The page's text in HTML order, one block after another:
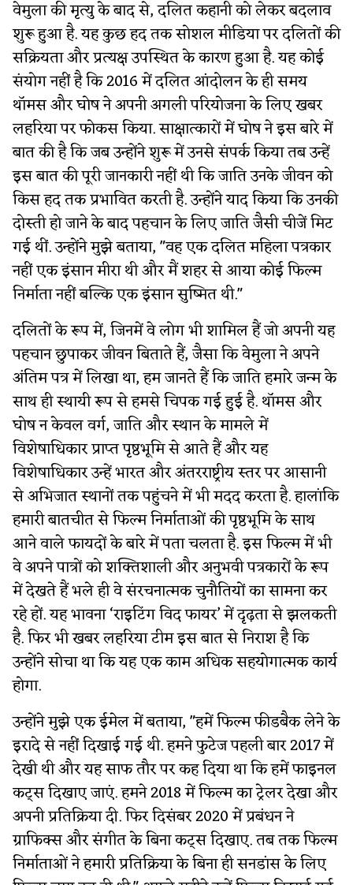
वेमुला की मृत्यु के बाद से, दलित कहानी को लेकर बदलाव
शुरू हुआ है. यह कुछ हद तक सोशल मीडिया पर दलितों की
सक्रियता और प्रत्यक्ष उपस्थित के कारण हुआ है. यह कोई
संयोग नहीं है कि 2016 में दलित आंदोलन के ही समय
थॉमस और घोष ने अपनी अगली परियोजना के लिए खबर
लहरिया पर फोकस किया. साक्षात्कारों में घोष ने इस बारे में
बात की है कि जब उन्होंने शुरू में उनसे संपर्क किया तब उन्हें
इस बात की पूरी जानकारी नहीं थी कि जाति उनके जीवन को
किस हद तक प्रभावित करती है. उन्होंने याद किया कि उनकी
दोस्ती हो जाने के बाद पहचान के लिए जाति जैसी चीजें मिट
गई थीं. उन्होंने मुझे बताया, "वह एक दलित महिला पत्रकार
नहीं एक इंसान मीरा थी और मैं शहर से आया कोई फिल्म
निर्माता नहीं बल्कि एक इंसान सुष्मित थी."
दलितों के रूप में, जिनमें वे लोग भी शामिल हैं जो अपनी यह
पहचान छुपाकर जीवन बिताते हैं, जैसा कि वेमुला ने अपने
अंतिम पत्र में लिखा था, हम जानते हैं कि जाति हमारे जन्म के
साथ ही स्थायी रूप से हमसे चिपक गई हुई है. थॉमस और
घोष न केवल वर्ग, जाति और स्थान के मामले में
विशेषाधिकार प्राप्त पृष्ठभूमि से आते हैं और यह
विशेषाधिकार उन्हें भारत और अंतरराष्ट्रीय स्तर पर आसानी
से अभिजात स्थानों तक पहुंचने में भी मदद करता है. हालांकि
हमारी बातचीत से फिल्म निर्माताओं की पृष्ठभूमि के साथ
आने वाले फायदों के बारे में पता चलता है. इस फिल्म में भी
वे अपने पात्रों को शक्तिशाली और अनुभवी पत्रकारों के रूप
में देखते हैं भले ही वे संरचनात्मक चुनौतियों का सामना कर
रहे हों. यह भावना ‘राइटिंग विद फायर’ में दृढ़ता से झलकती
है. फिर भी खबर लहरिया टीम इस बात से निराश है कि
उन्होंने सोचा था कि यह एक काम अधिक सहयोगात्मक कार्य
होगा.
उन्होंने मुझे एक ईमेल में बताया, "हमें फिल्म फीडबैक लेने के
इरादे से नहीं दिखाई गई थी. हमने फुटेज पहली बार 2017 में
देखी थी और यह साफ तौर पर कह दिया था कि हमें फाइनल
कट्स दिखाए जाएं. हमने 2018 में फिल्म का ट्रेलर देखा और
अपनी प्रतिक्रिया दी. फिर दिसंबर 2020 में प्रबंधन ने
ग्राफिक्स और संगीत के बिना कट्स दिखाए. तब तक फिल्म
निर्माताओं ने हमारी प्रतिक्रिया के बिना ही सनडांस के लिए